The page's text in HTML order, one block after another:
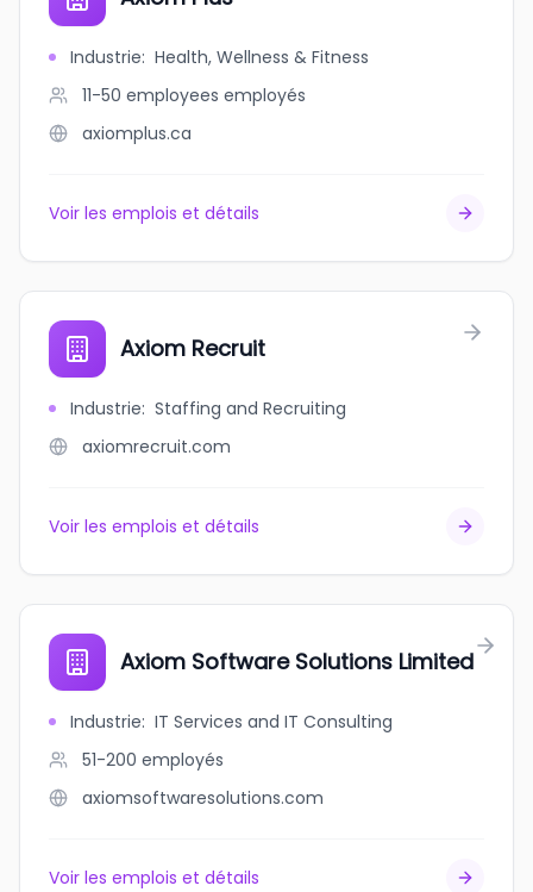
Industrie: Health, Wellness & Fitness
11-50 employees employés
axiomplus.ca
Voir les emplois et détails
Axiom Recruit
Industrie: Staffing and Recruiting
axiomrecruit.com
Voir les emplois et détails
Axiom Software Solutions Limited
Industrie: IT Services and IT Consulting
51-200 employés
axiomsoftwaresolutions.com
Voir les emplois et détails